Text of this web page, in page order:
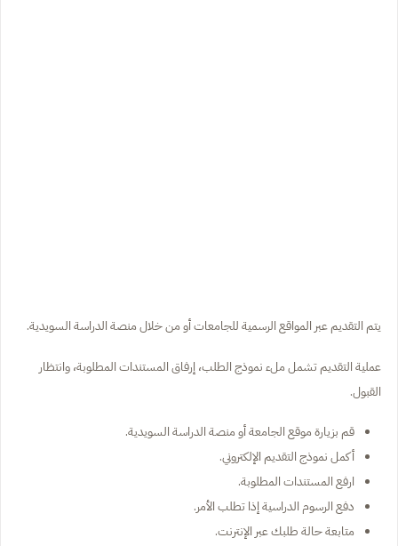
يتم التقديم عبر المواقع الرسمية للجامعات أو من خلال منصة الدراسة السويدية.
عملية التقديم تشمل ملء نموذج الطلب، إرفاق المستندات المطلوبة، وانتظار
القبول.
قم بزيارة موقع الجامعة أو منصة الدراسة السويدية.
أكمل نموذج التقديم الإلكتروني.
ارفع المستندات المطلوبة.
دفع الرسوم الدراسية إذا تطلب الأمر.
متابعة حالة طلبك عبر الإنترنت.